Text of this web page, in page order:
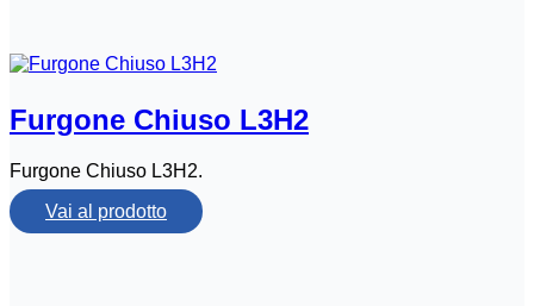
Furgone Chiuso L3H2
Furgone Chiuso L3H2.
Vai al prodotto